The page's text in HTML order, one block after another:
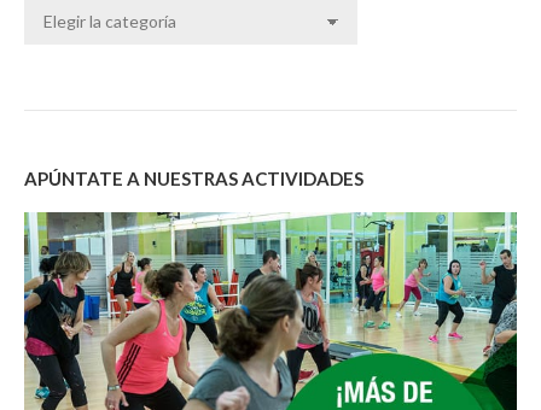
Categorías
APÚNTATE A NUESTRAS ACTIVIDADES